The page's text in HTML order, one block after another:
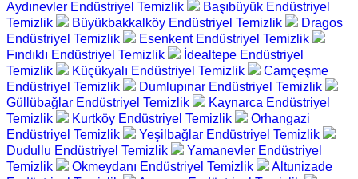
Aydınevler Endüstriyel Temizlik
Başıbüyük Endüstriyel
Temizlik
Büyükbakkalköy Endüstriyel Temizlik
Dragos
Endüstriyel Temizlik
Esenkent Endüstriyel Temizlik
Fındıklı Endüstriyel Temizlik
İdealtepe Endüstriyel
Temizlik
Küçükyalı Endüstriyel Temizlik
Camçeşme
Endüstriyel Temizlik
Dumlupınar Endüstriyel Temizlik
Güllübağlar Endüstriyel Temizlik
Kaynarca Endüstriyel
Temizlik
Kurtköy Endüstriyel Temizlik
Orhangazi
Endüstriyel Temizlik
Yeşilbağlar Endüstriyel Temizlik
Dudullu Endüstriyel Temizlik
Yamanevler Endüstriyel
Temizlik
Okmeydanı Endüstriyel Temizlik
Altunizade